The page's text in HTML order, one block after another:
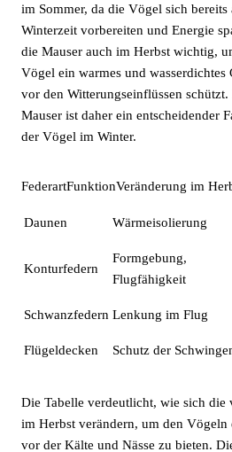
im Sommer, da die Vögel sich bereits
Winterzeit vorbereiten und Energie
die Mauser auch im Herbst wichtig,
Vögel ein warmes und wasserdichtes
vor den Witterungseinflüssen
Mauser ist daher ein entscheidender
der Vögel im Winter.
FederartFunktionVeränderung im
Daunen Wärmeisolierung
Konturfedern
Formgebung,
Flugfähigkeit
Schwanzfedern Lenkung im Flug
Flügeldecken
Schutz der
Die Tabelle verdeutlicht, wie sich die
im Herbst verändern, um den Vögeln
vor der Kälte und Nässe zu bieten.